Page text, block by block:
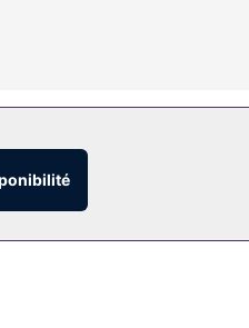
et des articles de toilette